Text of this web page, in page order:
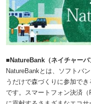
■NatureBank（ネイチャーバ
NatureBankとは、ソフトバ
うだけで森づくりに参加で
です。スマートフォン決済